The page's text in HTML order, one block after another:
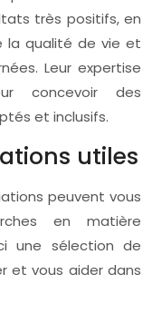
très positifs, en
la qualité de vie et
Leur expertise
concevoir des
et inclusifs.
utiles
peuvent vous
en matière
une sélection de
et vous aider dans